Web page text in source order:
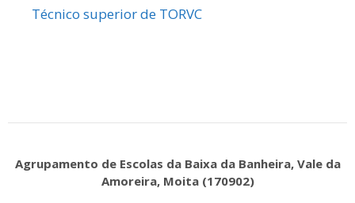
Técnico superior de TORVC
Agrupamento de Escolas da Baixa da Banheira, Vale da
Amoreira, Moita (170902)